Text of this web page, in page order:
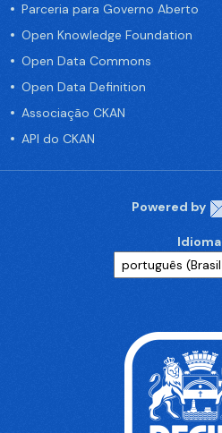
Parceria para Governo Aberto
Open Knowledge Foundation
Open Data Commons
Open Data Definition
Associação CKAN
API do CKAN
Powered by
Idioma